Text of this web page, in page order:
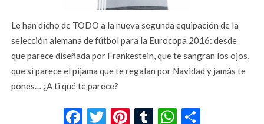
Le han dicho de TODO a la nueva segunda equipación de la
selección alemana de fútbol para la Eurocopa 2016: desde
que parece diseñada por Frankestein, que te sangran los ojos,
que si parece el pijama que te regalan por Navidad y jamás te
pones… ¿A ti qué te parece?
Facebook
Twitter
Pinterest
TumblrWhatsApp